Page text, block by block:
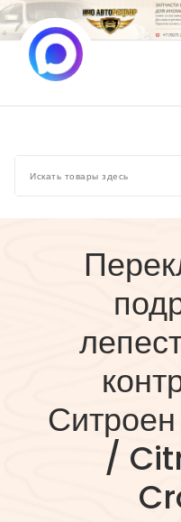
Перейти
к
содержимому
/